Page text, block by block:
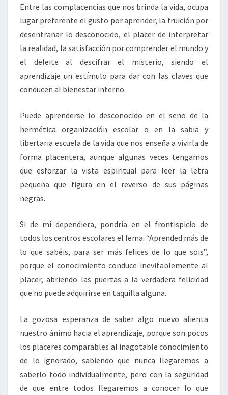
Entre las complacencias que nos brinda la vida, ocupa
lugar preferente el gusto por aprender, la fruición por
desentrañar lo desconocido, el placer de interpretar
la realidad, la satisfacción por comprender el mundo y
el deleite al descifrar el misterio, siendo el
aprendizaje un estímulo para dar con las claves que
conducen al bienestar interno.
Puede aprenderse lo desconocido en el seno de la
hermética organización escolar o en la sabia y
libertaria escuela de la vida que nos enseña a vivirla de
forma placentera, aunque algunas veces tengamos
que esforzar la vista espiritual para leer la letra
pequeña que figura en el reverso de sus páginas
negras.
Si de mí dependiera, pondría en el frontispicio de
todos los centros escolares el lema: “Aprended más de
lo que sabéis, para ser más felices de lo que sois”,
porque el conocimiento conduce inevitablemente al
placer, abriendo las puertas a la verdadera felicidad
que no puede adquirirse en taquilla alguna.
La gozosa esperanza de saber algo nuevo alienta
nuestro ánimo hacia el aprendizaje, porque son pocos
los placeres comparables al inagotable conocimiento
de lo ignorado, sabiendo que nunca llegaremos a
saberlo todo individualmente, pero con la seguridad
de que entre todos llegaremos a conocer lo que